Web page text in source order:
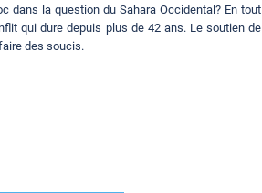
dans la question du Sahara Occidental? En tout
qui dure depuis plus de 42 ans. Le soutien de
des soucis.